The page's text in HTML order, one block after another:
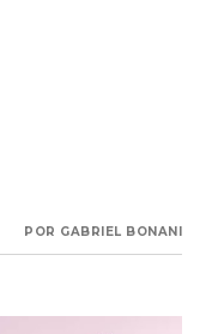
POR GABRIEL BONANI